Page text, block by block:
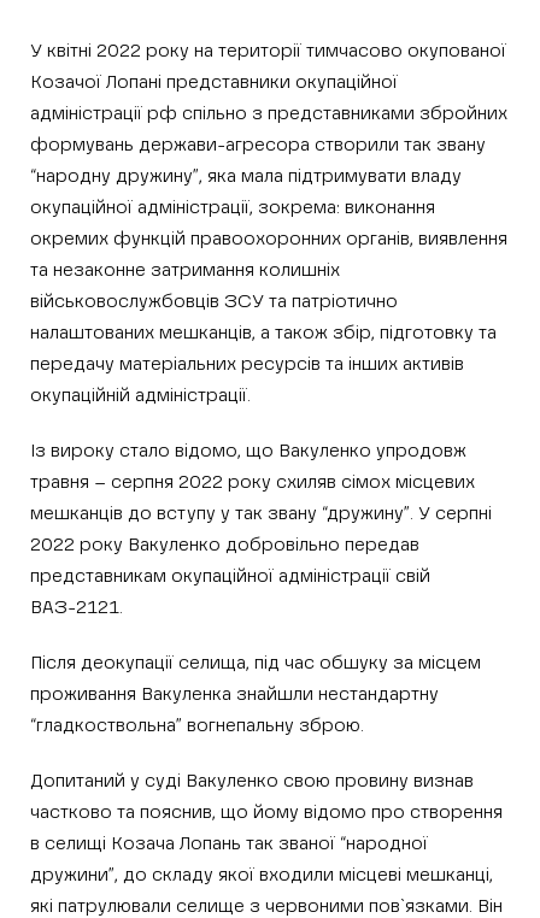
У квітні 2022 року на території тимчасово окупованої
Козачої Лопані представники окупаційної
адміністрації рф спільно з представниками збройних
формувань держави-агресора створили так звану
“народну дружину”, яка мала підтримувати владу
окупаційної адміністрації, зокрема: виконання
окремих функцій правоохоронних органів, виявлення
та незаконне затримання колишніх
військовослужбовців ЗСУ та патріотично
налаштованих мешканців, а також збір, підготовку та
передачу матеріальних ресурсів та інших активів
окупаційній адміністрації.
Із вироку стало відомо, що Вакуленко упродовж
травня – серпня 2022 року схиляв сімох місцевих
мешканців до вступу у так звану “дружину”. У серпні
2022 року Вакуленко добровільно передав
представникам окупаційної адміністрації свій
ВАЗ-2121.
Після деокупації селища, під час обшуку за місцем
проживання Вакуленка знайшли нестандартну
“гладкоствольна” вогнепальну зброю.
Допитаний у суді Вакуленко свою провину визнав
частково та пояснив, що йому відомо про створення
в селищі Козача Лопань так званої “народної
дружини”, до складу якої входили місцеві мешканці,
які патрулювали селище з червоними пов`язками. Він